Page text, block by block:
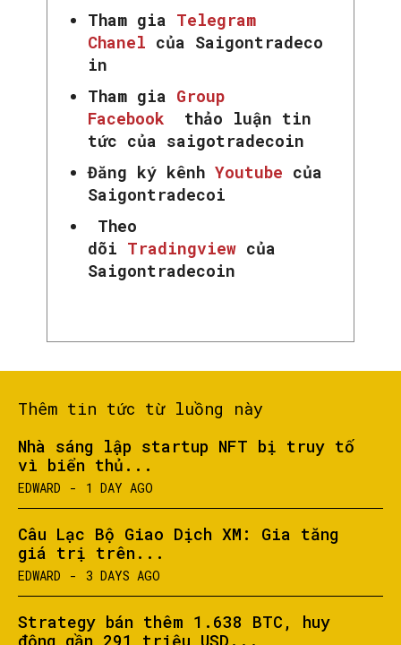
Tham gia Telegram
Chanel của Saigontradeco
in
Tham gia Group
Facebook
thảo luận tin
tức của saigotradecoin
Đăng ký kênh Youtube của
Saigontradecoi
Theo
dõi Tradingview của
Saigontradecoin
Thêm tin tức từ luồng này
Nhà sáng lập startup NFT bị truy tố
vì biển thủ...
EDWARD - 1 DAY AGO
Câu Lạc Bộ Giao Dịch XM: Gia tăng
giá trị trên...
EDWARD - 3 DAYS AGO
Strategy bán thêm 1.638 BTC, huy
động gần 291 triệu USD...